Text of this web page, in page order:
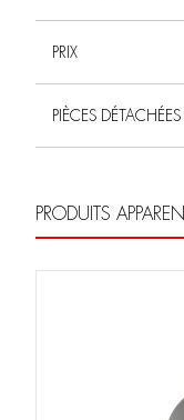
PRIX
PIÈCES DÉTACHÉES
PRODUITS